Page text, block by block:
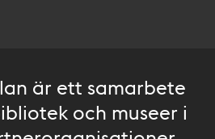
är ett samarbete
och museer i